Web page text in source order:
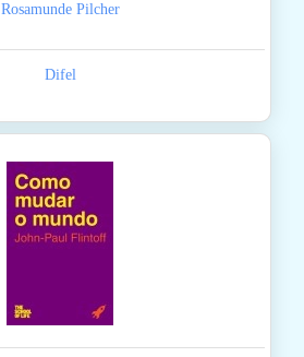
Rosamunde Pilcher
Difel